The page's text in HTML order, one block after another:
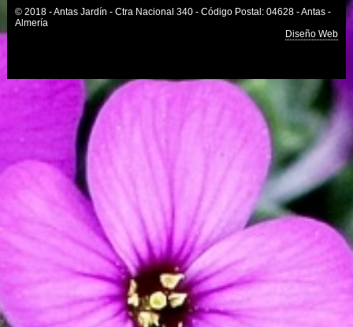
© 2018 - Antas Jardín - Ctra Nacional 340 - Código Postal: 04628 - Antas -
Almería
Diseño Web